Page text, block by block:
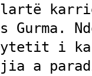
Gurma.
i
a